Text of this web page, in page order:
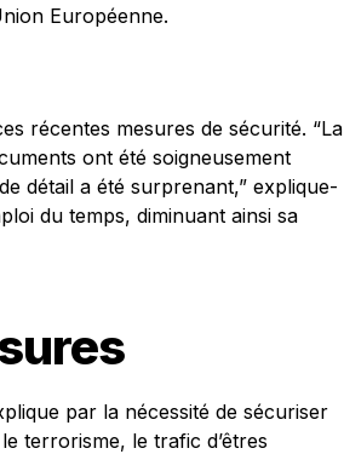
Européenne.
récentes mesures de sécurité. “La
ont été soigneusement
détail a été surprenant,” explique-
du temps, diminuant ainsi sa
par la nécessité de sécuriser
terrorisme, le trafic d’êtres